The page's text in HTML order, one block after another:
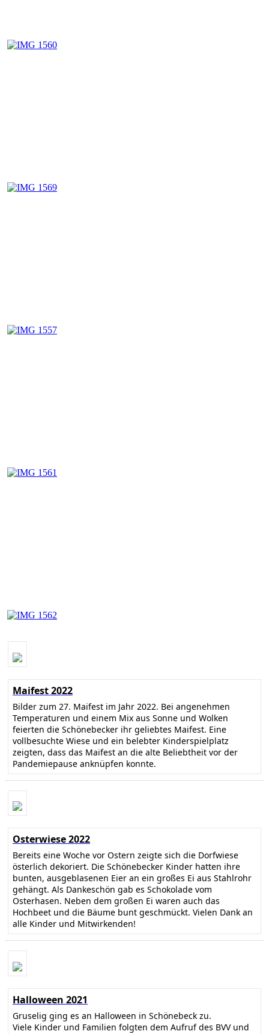
Maifest 2022
Bilder zum 27. Maifest im Jahr 2022. Bei angenehmen
Temperaturen und einem Mix aus Sonne und Wolken
feierten die Schönebecker ihr geliebtes Maifest. Eine
vollbesuchte Wiese und ein belebter Kinderspielplatz
zeigten, dass das Maifest an die alte Beliebtheit vor der
Pandemiepause anknüpfen konnte.
Osterwiese 2022
Bereits eine Woche vor Ostern zeigte sich die Dorfwiese
österlich dekoriert. Die Schönebecker Kinder hatten ihre
bunten, ausgeblasenen Eier an ein großes Ei aus Stahlrohr
gehängt. Als Dankeschön gab es Schokolade vom
Osterhasen. Neben dem großen Ei waren auch das
Hochbeet und die Bäume bunt geschmückt. Vielen Dank an
alle Kinder und Mitwirkenden!
Halloween 2021
Gruselig ging es an Halloween in Schönebeck zu.
Viele Kinder und Familien folgten dem Aufruf des BVV und